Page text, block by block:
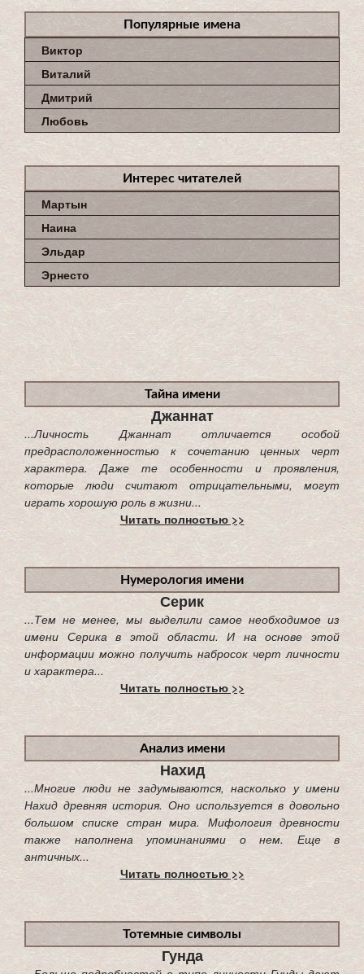
Популярные имена
Виктор
Виталий
Дмитрий
Любовь
Интерес читателей
Мартын
Наина
Эльдар
Эрнесто
Тайна имени
Джаннат
...Личность Джаннат отличается особой
предрасположенностью к сочетанию ценных черт
характера. Даже те особенности и проявления,
которые люди считают отрицательными, могут
играть хорошую роль в жизни...
Читать полностью >>
Нумерология имени
Серик
...Тем не менее, мы выделили самое необходимое из
имени Серика в этой области. И на основе этой
информации можно получить набросок черт личности
и характера...
Читать полностью >>
Анализ имени
Нахид
...Многие люди не задумываются, насколько у имени
Нахид древняя история. Оно используется в довольно
большом списке стран мира. Мифология древности
также наполнена упоминаниями о нем. Еще в
античных...
Читать полностью >>
Тотемные символы
Гунда